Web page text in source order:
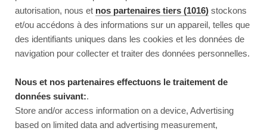
autorisation, nous et nos partenaires tiers (1016) stockons
et/ou accédons à des informations sur un appareil, telles que
des identifiants uniques dans les cookies et les données de
navigation pour collecter et traiter des données personnelles.
Nous et nos partenaires effectuons le traitement de
données suivant:.
Store and/or access information on a device, Advertising
based on limited data and advertising measurement,